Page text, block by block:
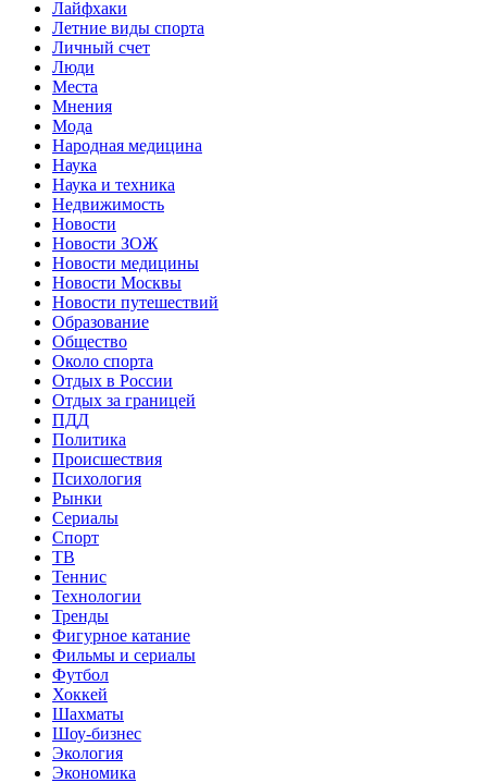
Лайфхаки
Летние виды спорта
Личный счет
Люди
Места
Мнения
Мода
Народная медицина
Наука
Наука и техника
Недвижимость
Новости
Новости ЗОЖ
Новости медицины
Новости Москвы
Новости путешествий
Образование
Общество
Около спорта
Отдых в России
Отдых за границей
ПДД
Политика
Происшествия
Психология
Рынки
Сериалы
Спорт
ТВ
Теннис
Технологии
Тренды
Фигурное катание
Фильмы и сериалы
Футбол
Хоккей
Шахматы
Шоу-бизнес
Экология
Экономика